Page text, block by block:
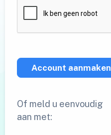
Account aanmaken
Of meld u eenvoudig
aan met: